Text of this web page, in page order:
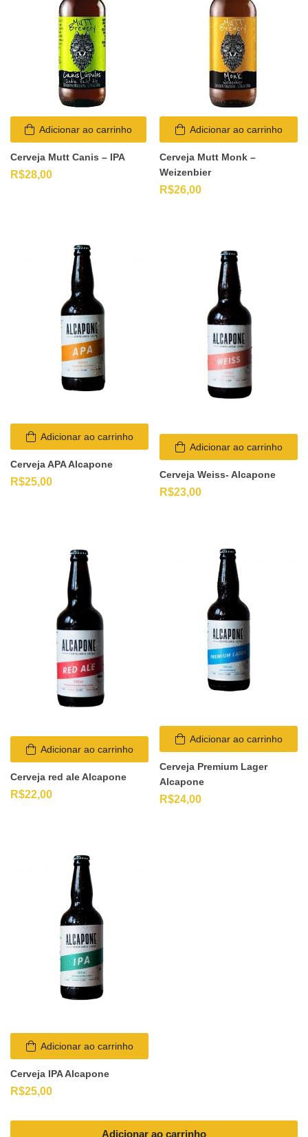
Adicionar ao carrinho
Adicionar ao carrinho
Cerveja Mutt Canis – IPA
R$28,00
Adicionar ao carrinho
Cerveja Mutt Monk –
Weizenbier
R$26,00
Adicionar ao carrinho
Cerveja APA Alcapone
R$25,00
Adicionar ao carrinho
Cerveja Weiss- Alcapone
R$23,00
Adicionar ao carrinho
Cerveja red ale Alcapone
R$22,00
Adicionar ao carrinho
Cerveja Premium Lager
Alcapone
R$24,00
Adicionar ao carrinho
Cerveja IPA Alcapone
R$25,00